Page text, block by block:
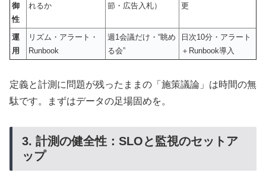
御
性
れるか
節・広告入札）
更
運
用
リズム・アラート・
Runbook
週1会議だけ・“眺め
る会”
日次10分・アラート
＋Runbook導入
定義と計測に問題が残ったままの「施策議論」は時間の無
駄です。まずはデータの足場固めを。
3. 計測の健全性：SLOと監視のセットア
ップ